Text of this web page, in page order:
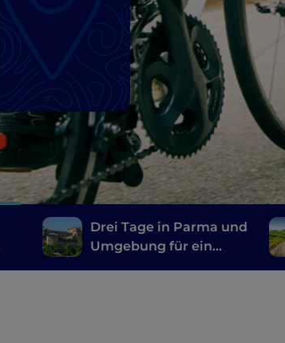
Drei Tage in Parma und
Umgebung für ein